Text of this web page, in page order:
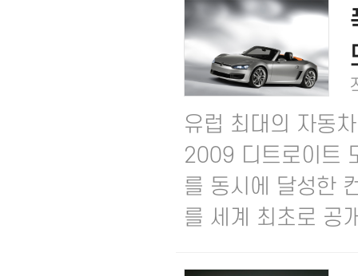
유럽 최대의 자동
2009 디트로이트
를 동시에 달성한
를 세계 최초로 공